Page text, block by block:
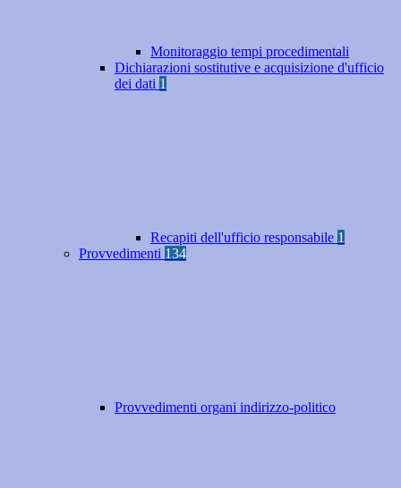
Monitoraggio tempi procedimentali
Dichiarazioni sostitutive e acquisizione d'ufficio
dei dati 1
Recapiti dell'ufficio responsabile 1
Provvedimenti 134
Provvedimenti organi indirizzo-politico